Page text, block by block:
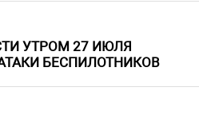
УТРОМ 27 ИЮЛЯ
БЕСПИЛОТНИКОВ